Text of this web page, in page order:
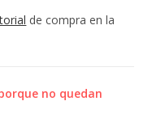
de compra en la
no quedan